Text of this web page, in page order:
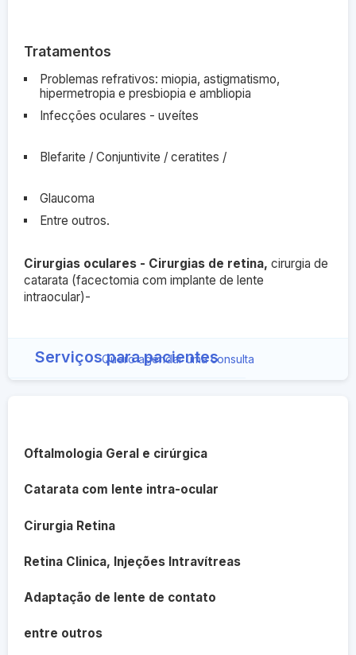
Quero agendar uma consulta
Tratamentos
Problemas refrativos: miopia, astigmatismo,
hipermetropia e presbiopia e ambliopia
Infecções oculares - uveítes
Blefarite / Conjuntivite / ceratites /
Glaucoma
Entre outros.
Cirurgias oculares - Cirurgias de retina, cirurgia de
catarata (facectomia com implante de lente
intraocular)-
Serviços para pacientes
Oftalmologia Geral e cirúrgica
Catarata com lente intra-ocular
Cirurgia Retina
Retina Clinica, Injeções Intravítreas
Adaptação de lente de contato
entre outros